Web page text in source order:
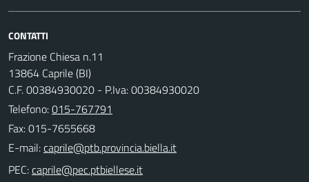
CONTATTI
Frazione Chiesa n.11
13864 Caprile (BI)
C.F. 00384930020 - P.Iva: 00384930020
Telefono:015-767791
Fax: 015-7655668
E-mail:
PEC: